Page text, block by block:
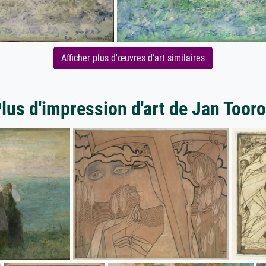
Afficher plus d'œuvres d'art similaires
d'impression d'art de Jan